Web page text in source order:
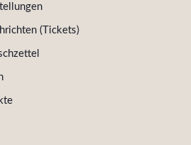
(Tickets)